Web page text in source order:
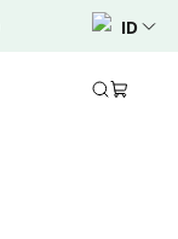
ID